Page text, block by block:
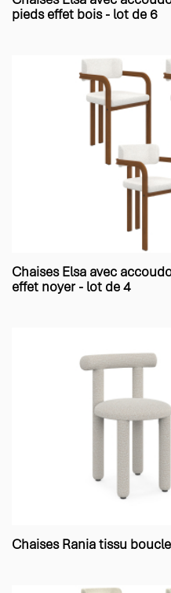
pieds effet bois - lot de 6
Chaises Elsa avec accoudoirs bouclette pieds
effet noyer - lot de 4
Chaises Rania tissu